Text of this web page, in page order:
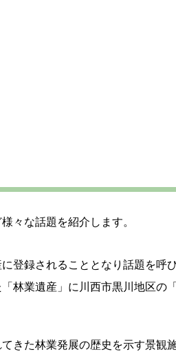
々な話題を紹介します。
登録されることとなり話題を呼
林業遺産」に川西市黒川地区の
きた林業発展の歴史を示す景観